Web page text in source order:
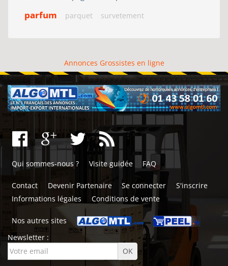
parfum parquet survetement
Annonces Grossistes en ligne
Qui sommes-nous ? Visite guidée FAQ
Contact Devenir Partenaire Se connecter
S'inscrire
Informations légales
Conditions de vente
Nos autres sites
Newsletter :